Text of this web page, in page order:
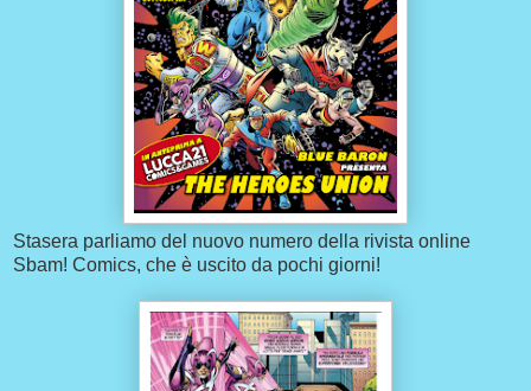
Stasera parliamo del nuovo numero della rivista online
Sbam! Comics, che è uscito da pochi giorni!